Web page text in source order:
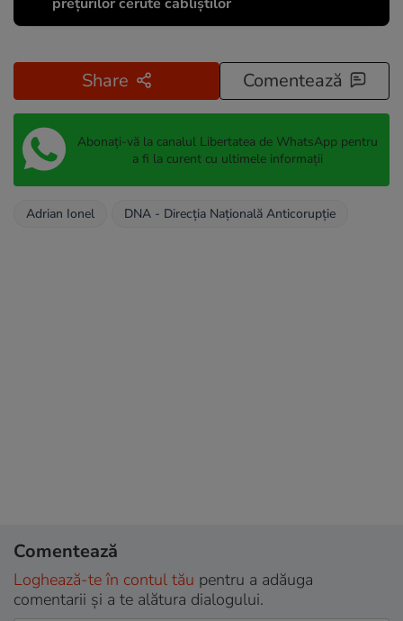
Share Comentează
Abonați-vă la canalul Libertatea de WhatsApp pentru
a fi la curent cu ultimele informații
Adrian Ionel DNA - Direcția Națională Anticorupție
Comentează
Loghează-te în contul tău pentru a adăuga
comentarii și a te alătura dialogului.